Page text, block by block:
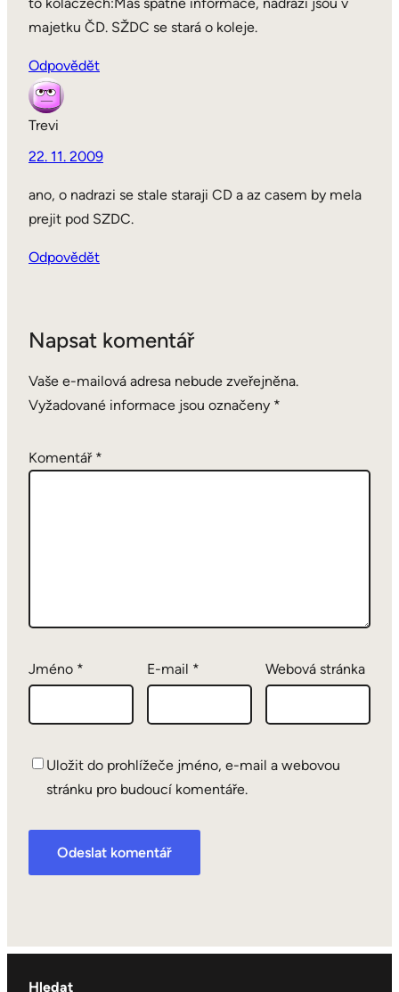
majetku ČD. SŽDC se stará o koleje.
Odpovědět
Trevi
22. 11. 2009
ano, o nadrazi se stale staraji CD a az casem by mela
prejit pod SZDC.
Odpovědět
Napsat komentář
Vaše e-mailová adresa nebude zveřejněna.
Vyžadované informace jsou označeny *
Komentář *
Jméno * E-mail * Webová stránka
Uložit do prohlížeče jméno, e-mail a webovou
stránku pro budoucí komentáře.
Hledat